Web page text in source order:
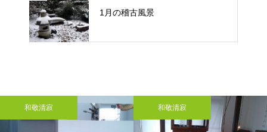
1月の稽古風景
和敬清寂 和敬清寂